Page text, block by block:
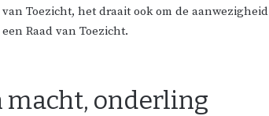
Toezicht, het draait ook om de aanwezigheid
Raad van Toezicht.
macht, onderling